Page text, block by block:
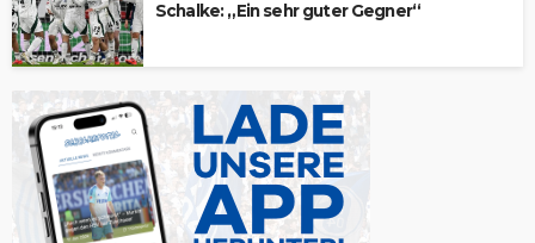
Schalke: „Ein sehr guter Gegner“